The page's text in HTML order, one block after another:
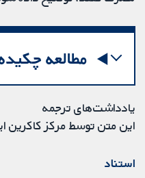
مطالعه
یادداشت‌های ترجمه
این متن توسط مرکز کاکرین
استناد